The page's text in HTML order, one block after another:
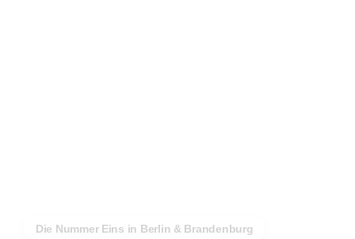
Die Nummer Eins in Berlin & Brandenburg